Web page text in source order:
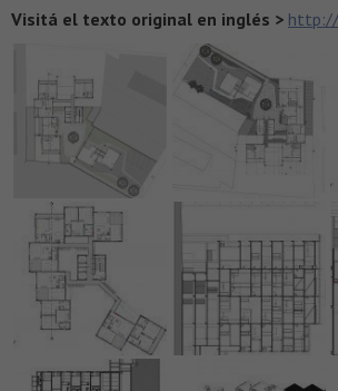
Visitá el texto original en inglés >